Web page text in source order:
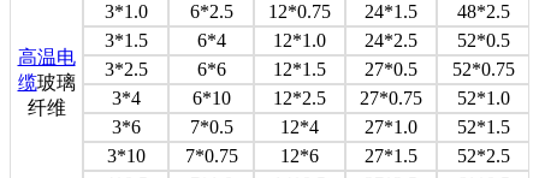
高温电
缆玻璃
纤维
3*1.0
6*2.5 12*0.75 24*1.5
48*2.5
3*1.5
6*4 12*1.0 24*2.5
52*0.5
3*2.5
6*6 12*1.5 27*0.5
52*0.75
3*4
6*10 12*2.5 27*0.75
52*1.0
3*6
7*0.5 12*4 27*1.0
52*1.5
3*10
7*0.75 12*6 27*1.5
52*2.5